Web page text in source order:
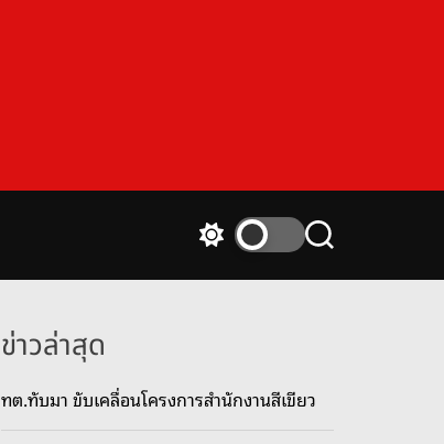
i
o
S
a
ข่าวล่าสุด
ทต.ทับมา ขับเคลื่อนโครงการสำนักงานสีเขียว